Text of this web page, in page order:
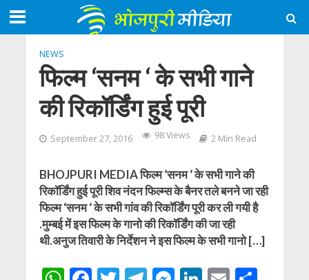
NEWS
फिल्म ‘सनम ‘ के सभी गाने
की रिकॉर्डिंग हुई पूरी
September 27, 2016 98 Views 2 Min Read
BHOJPURI MEDIA फिल्म ‘सनम ‘ के सभी गाने की
रिकॉर्डिंग हुई पूरी शिव नंदन फिल्म्स के बैनर तले बनने जा रही
फिल्म ‘सनम ‘ के सभी गांव की रिकॉर्डिंग पूरी कर ली गयी है
.मुम्बई में इस फिल्म के गानो की रिकॉर्डिंग की जा रही
थी.अनुज तिवारी के निर्देशन ने इस फिल्म के सभी गानो […]